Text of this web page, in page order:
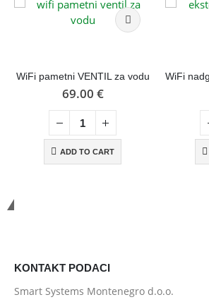
WiFi pametni VENTIL za vodu
69.00 €
ADD TO CART
KONTAKT PODACI
Smart Systems Montenegro d.o.o.